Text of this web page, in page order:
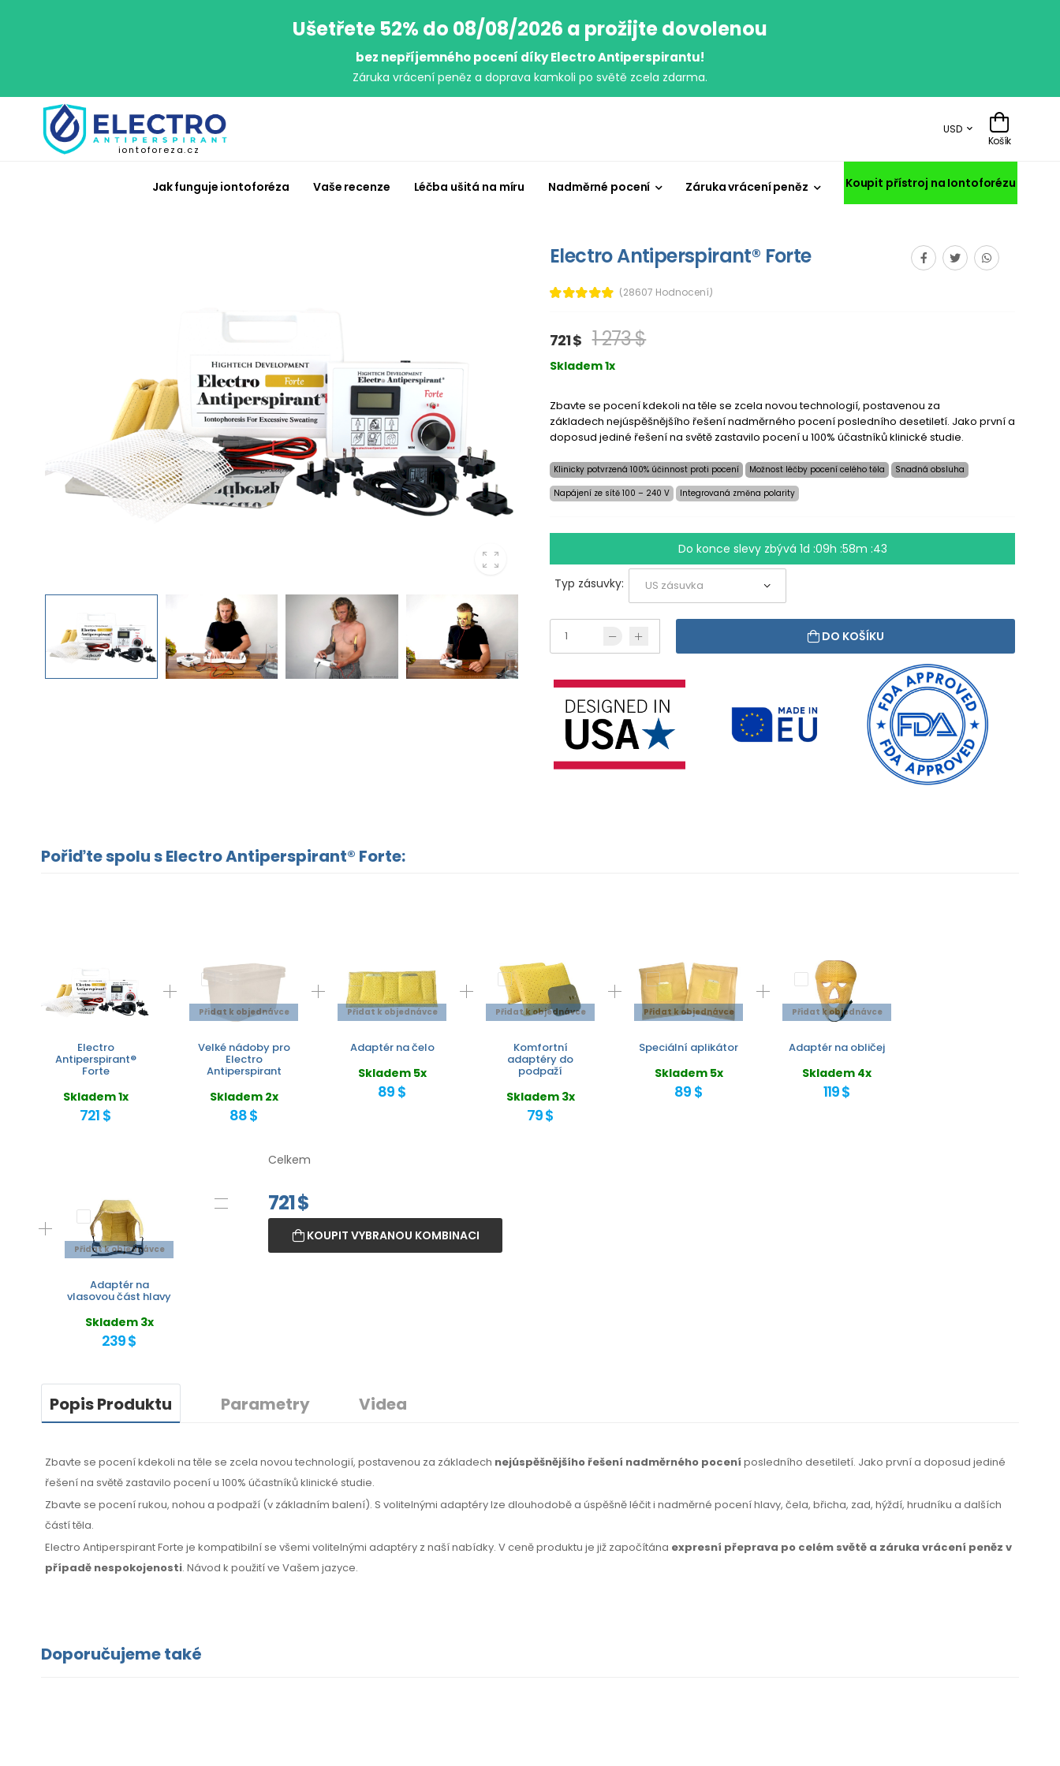
Ušetřete 52% do 08/08/2026 a prožijte dovolenou
bez nepříjemného pocení díky Electro Antiperspirantu!
Záruka vrácení peněz a doprava kamkoli po světě zcela zdarma.
iontoforeza.cz
USD
Košík
Jak funguje iontoforéza Vaše recenze Léčba ušitá na míru Nadměrné pocení Záruka vrácení peněz Koupit přístroj na Iontoforézu
Electro Antiperspirant® Forte
(28607 Hodnocení)
721 $ 1 273 $
Skladem 1x
Zbavte se pocení kdekoli na těle se zcela novou technologií, postavenou za
základech nejúspěšnějšího řešení nadměrného pocení posledního desetiletí. Jako první a
doposud jediné řešení na světě zastavilo pocení u 100% účastníků klinické studie.
Klinicky potvrzená 100% účinnost proti pocení Možnost léčby pocení celého těla
Snadná obsluha
Napájení ze sítě 100 – 240 V
Integrovaná změna polarity
Do konce slevy zbývá 1d :09h :58m :43
Typ zásuvky:
DO KOŠÍKU
Pořiďte spolu s Electro Antiperspirant® Forte:
Electro
Antiperspirant®
Forte
Skladem 1x
721 $
Přidat k objednávce
Velké nádoby pro
Electro
Antiperspirant
Skladem 2x
88 $
Přidat k objednávce
Adaptér na čelo
Skladem 5x
89 $
Přidat k objednávce
Komfortní
adaptéry do
podpaží
Skladem 3x
79 $
Přidat k objednávce
Speciální aplikátor
Skladem 5x
89 $
Přidat k objednávce
Adaptér na obličej
Skladem 4x
119 $
Přidat k objednávce
Adaptér na
vlasovou část hlavy
Skladem 3x
239 $
Celkem
721$
KOUPIT VYBRANOU KOMBINACI
Popis Produktu Parametry Videa
Zbavte se pocení kdekoli na těle se zcela novou technologií, postavenou za základech nejúspěšnějšího řešení nadměrného pocení posledního desetiletí. Jako první a doposud jediné
řešení na světě zastavilo pocení u 100% účastníků klinické studie.
Zbavte se pocení rukou, nohou a podpaží (v základním balení). S volitelnými adaptéry lze dlouhodobě a úspěšně léčit i nadměrné pocení hlavy, čela, břicha, zad, hýždí, hrudníku a dalších
částí těla.
Electro Antiperspirant Forte je kompatibilní se všemi volitelnými adaptéry z naší nabídky. V ceně produktu je již započítána expresní přeprava po celém světě a záruka vrácení peněz v
případě nespokojenosti. Návod k použití ve Vašem jazyce.
Doporučujeme také